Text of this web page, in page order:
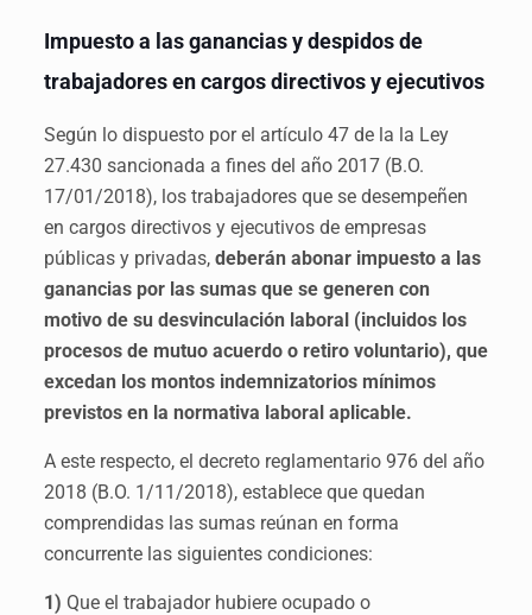
Impuesto a las ganancias y despidos de
trabajadores en cargos directivos y ejecutivos
Según lo dispuesto por el artículo 47 de la la Ley
27.430 sancionada a fines del año 2017 (B.O.
17/01/2018), los trabajadores que se desempeñen
en cargos directivos y ejecutivos de empresas
públicas y privadas, deberán abonar impuesto a las
ganancias por las sumas que se generen con
motivo de su desvinculación laboral (incluidos los
procesos de mutuo acuerdo o retiro voluntario), que
excedan los montos indemnizatorios mínimos
previstos en la normativa laboral aplicable.
A este respecto, el decreto reglamentario 976 del año
2018 (B.O. 1/11/2018), establece que quedan
comprendidas las sumas reúnan en forma
concurrente las siguientes condiciones:
1) Que el trabajador hubiere ocupado o